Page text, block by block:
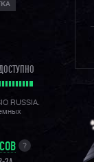
часовые
Carbon
RUSSIA.
?